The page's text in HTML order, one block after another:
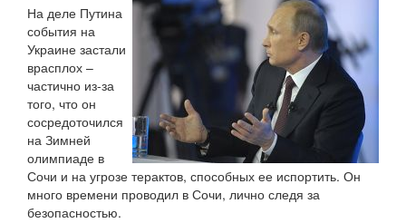
На деле Путина
события на
Украине застали
врасплох –
частично из-за
того, что он
сосредоточился
на Зимней
олимпиаде в
Сочи и на угрозе терактов, способных ее испортить. Он
много времени проводил в Сочи, лично следя за
безопасностью.